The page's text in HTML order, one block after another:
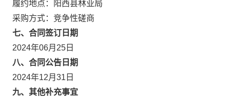
履约地点：阳西县林业局
采购方式：竞争性磋商
七、合同签订日期
2024年06月25日
八、合同公告日期
2024年12月31日
九、其他补充事宜